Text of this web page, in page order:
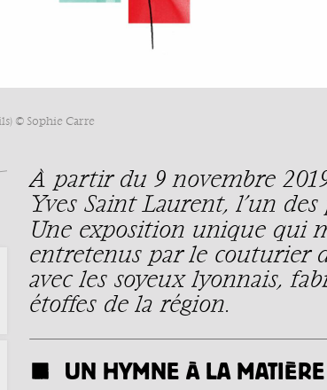
© Sophie Carre
À partir du 9 novembre
Yves Saint Laurent, l’un
Une exposition unique qui
entretenus par le couturier
avec les soyeux lyonnais,
étoffes de la région.
UN HYMNE À LA MATIÈRE